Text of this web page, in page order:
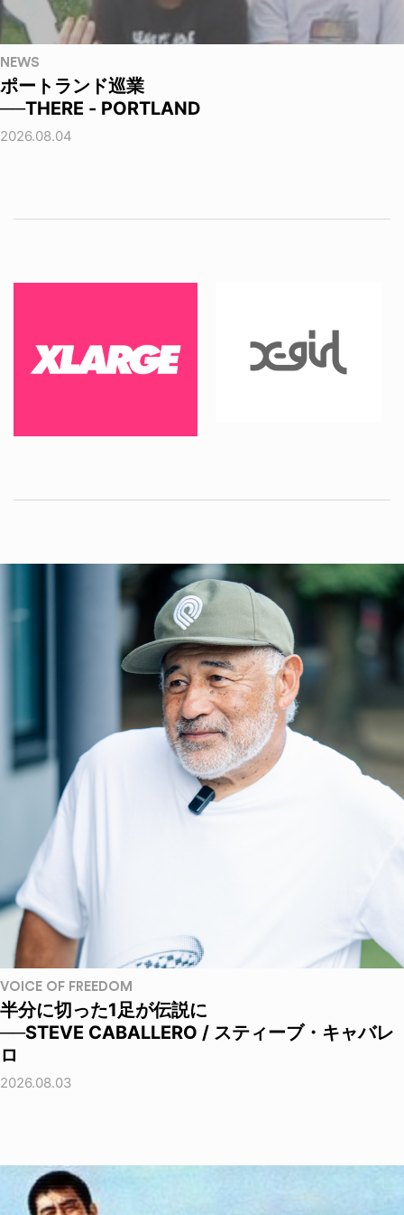
NEWS
ポートランド巡業
──THERE - PORTLAND
2026.08.04
VOICE OF FREEDOM
半分に切った1足が伝説に
──STEVE CABALLERO / スティーブ・キャバレ
ロ
2026.08.03